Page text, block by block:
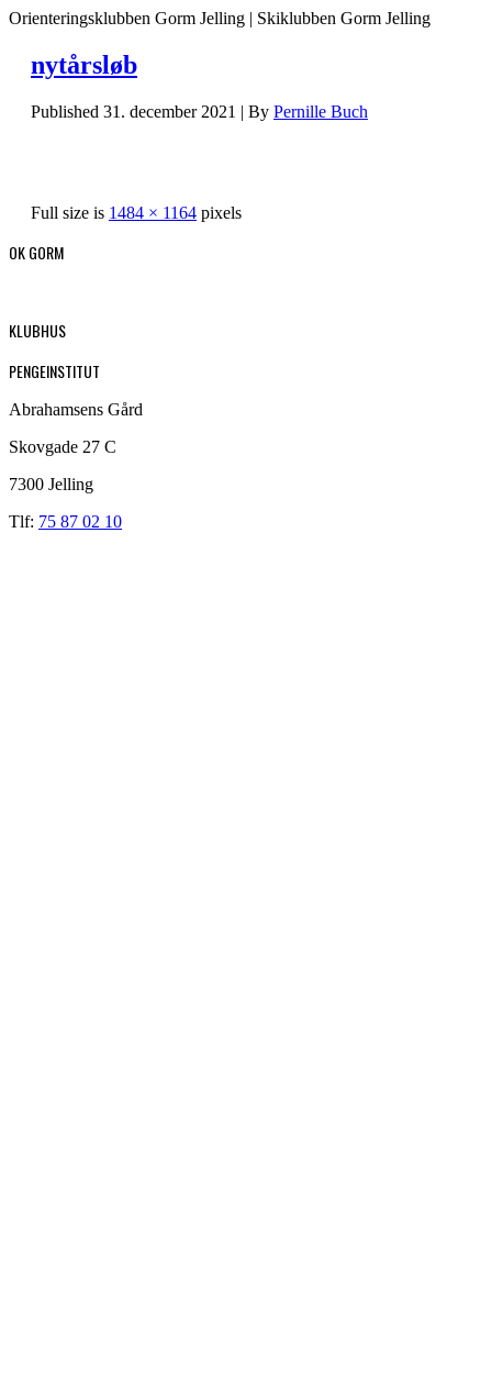
Orienteringsklubben Gorm Jelling | Skiklubben Gorm Jelling
nytårsløb
Published 31. december 2021 | By Pernille Buch
Full size is 1484 × 1164 pixels
OK GORM
KLUBHUS
PENGEINSTITUT
Abrahamsens Gård
Skovgade 27 C
7300 Jelling
Tlf: 75 87 02 10